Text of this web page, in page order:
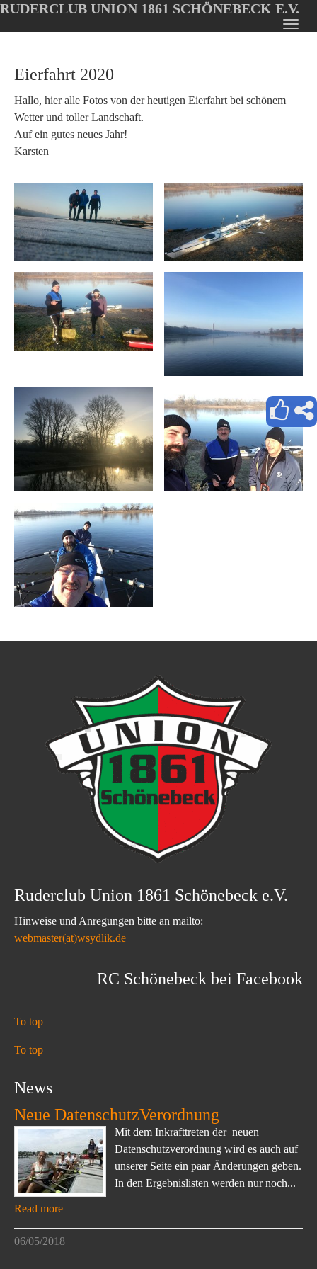
Oops, an error occurred! Code: 20260809053259e2ae8200
main
RUDERCLUB UNION 1861 SCHÖNEBECK E.V.
Eierfahrt 2020
Hallo, hier alle Fotos von der heutigen Eierfahrt bei schönem
Wetter und toller Landschaft.
Auf ein gutes neues Jahr!
Karsten
Ruderclub Union 1861 Schönebeck e.V.
Hinweise und Anregungen bitte an mailto:
webmaster(at)wsydlik.de
RC Schönebeck bei Facebook
To top
To top
News
Neue DatenschutzVerordnung
Mit dem Inkrafttreten der neuen
Datenschutzverordnung wird es auch auf
unserer Seite ein paar Änderungen geben.
In den Ergebnislisten werden nur noch...
Read more
06/05/2018